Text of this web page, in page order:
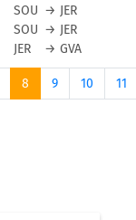
SOU → JER
SOU → JER
JER → GVA
8 9 10 11